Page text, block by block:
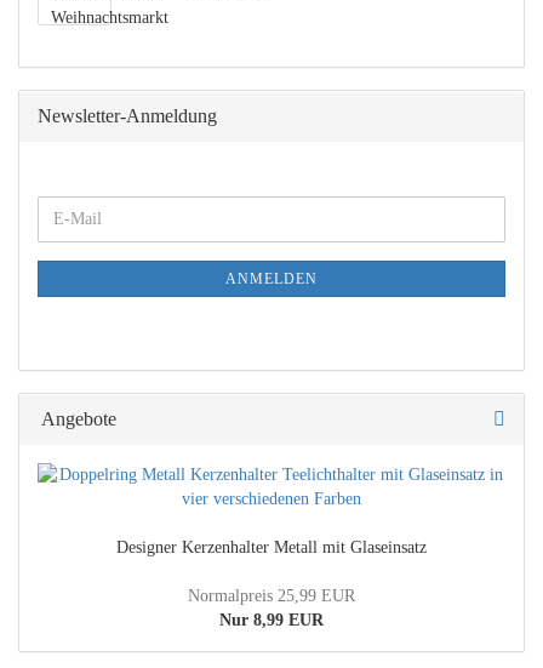
Newsletter-Anmeldung
E-
Mail
ANMELDEN
Angebote
Designer Kerzenhalter Metall mit Glaseinsatz
Normalpreis 25,99 EUR
Nur 8,99 EUR